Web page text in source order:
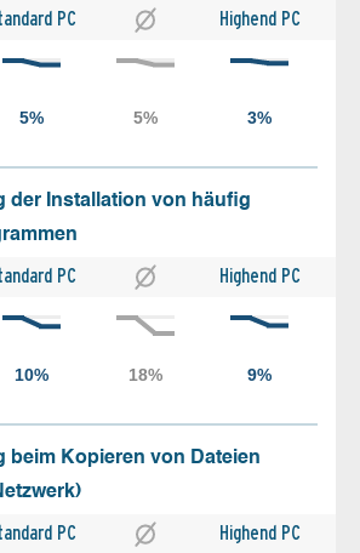
PC Highend PC
der Installation von häufig
PC Highend PC
beim Kopieren von Dateien
PC Highend PC